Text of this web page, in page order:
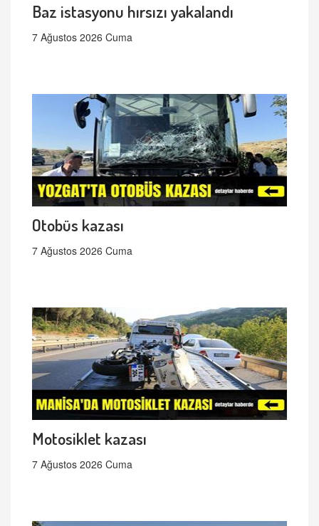
Baz istasyonu hırsızı yakalandı
7 Ağustos 2026 Cuma
Otobüs kazası
7 Ağustos 2026 Cuma
Motosiklet kazası
7 Ağustos 2026 Cuma